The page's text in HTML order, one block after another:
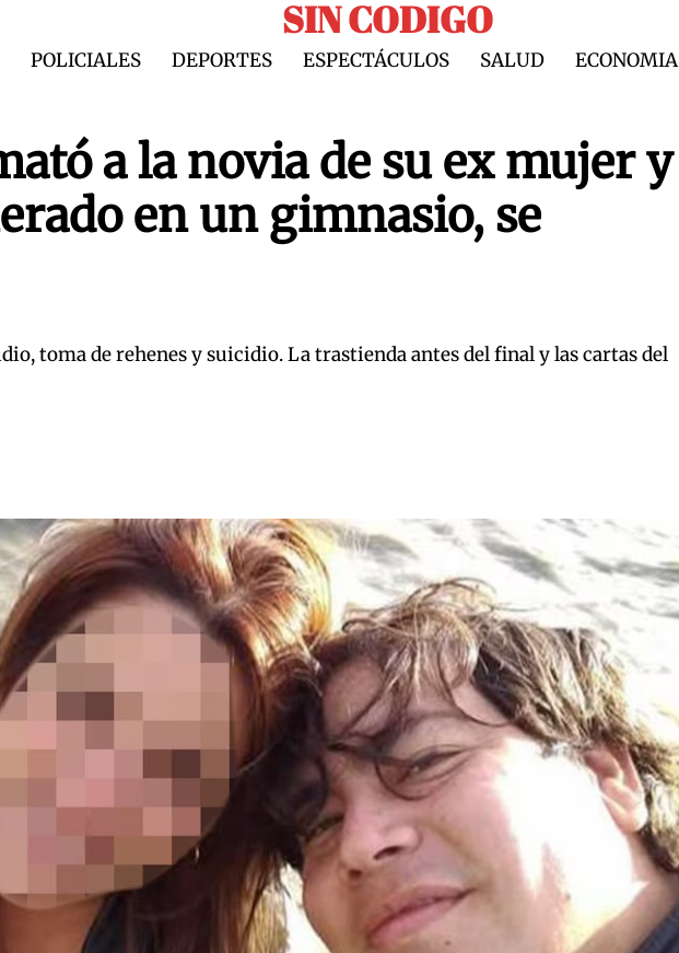
SIN CODIGO
POLICIALES DEPORTES ESPECTÁCULOS SALUD ECONOMIA
a la novia de su ex mujer y
en un gimnasio, se
toma de rehenes y suicidio. La trastienda antes del final y las cartas del